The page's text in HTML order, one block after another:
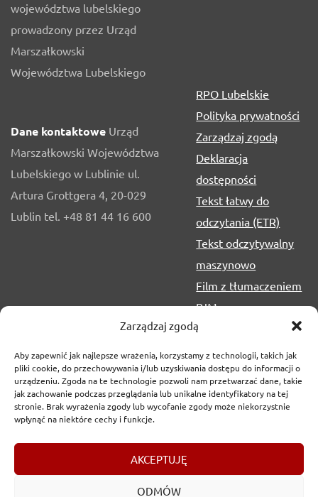
Zarządzaj zgodą
Aby zapewnić jak najlepsze wrażenia, korzystamy z technologii, takich jak
pliki cookie, do przechowywania i/lub uzyskiwania dostępu do informacji o
urządzeniu. Zgoda na te technologie pozwoli nam przetwarzać dane, takie
jak zachowanie podczas przeglądania lub unikalne identyfikatory na tej
stronie. Brak wyrażenia zgody lub wycofanie zgody może niekorzystnie
wpłynąć na niektóre cechy i funkcje.
AKCEPTUJĘ
ODMÓW
województwa lubelskiego
prowadzony przez Urząd
Marszałkowski
Województwa Lubelskiego
Dane kontaktowe Urząd
Marszałkowski Województwa
Lubelskiego w Lublinie ul.
Artura Grottgera 4, 20-029
Lublin tel. +48 81 44 16 600
RPO Lubelskie
Polityka prywatności
Zarządzaj zgodą
Deklaracja
dostępności
Tekst łatwy do
odczytania (ETR)
Tekst odczytywalny
maszynowo
Film z tłumaczeniem
PJM
2017-2026 © Urząd Marszałkowski Województwa
Lubelskiego w Lublinie